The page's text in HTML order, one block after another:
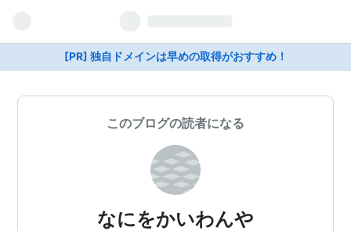
[PR] 独自ドメインは早めの取得がおすすめ！
このブログの読者になる
なにをかいわんや